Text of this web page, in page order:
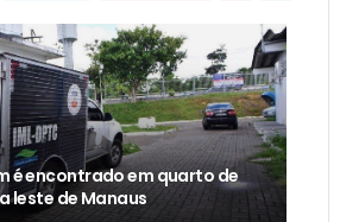
é encontrado em quarto de
leste de Manaus